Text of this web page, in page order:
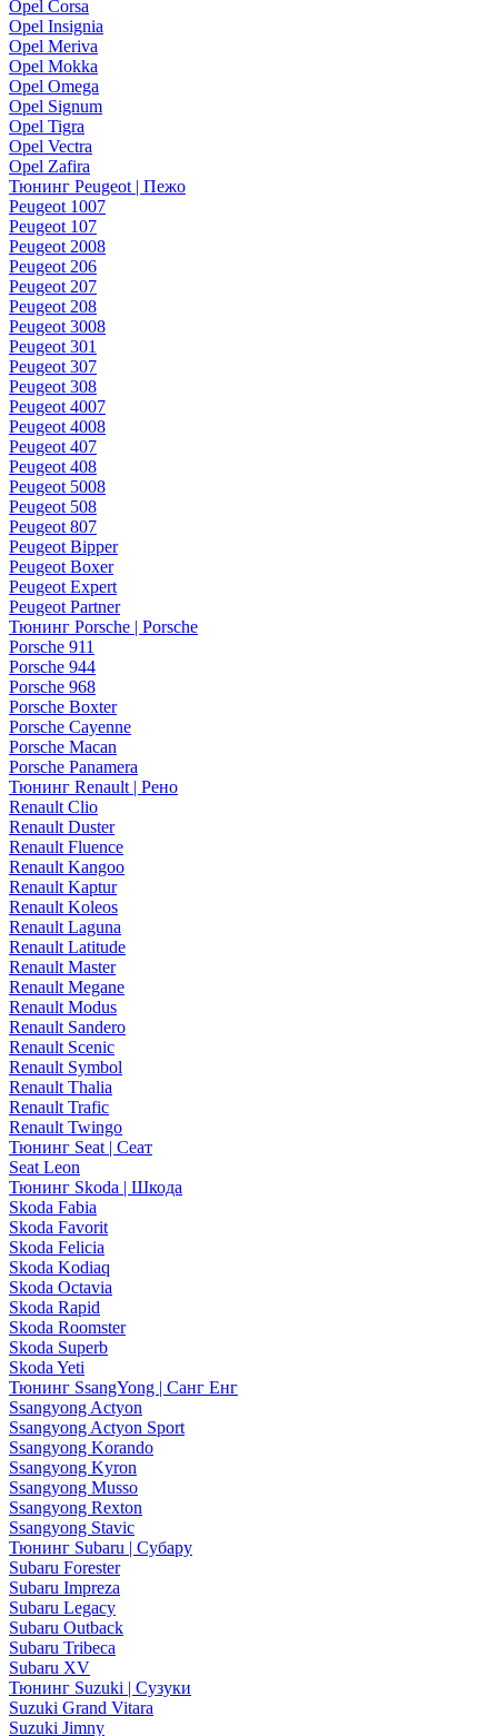
Opel Corsa
Opel Insignia
Opel Meriva
Opel Mokka
Opel Omega
Opel Signum
Opel Tigra
Opel Vectra
Opel Zafira
Тюнинг Peugeot | Пежо
Peugeot 1007
Peugeot 107
Peugeot 2008
Peugeot 206
Peugeot 207
Peugeot 208
Peugeot 3008
Peugeot 301
Peugeot 307
Peugeot 308
Peugeot 4007
Peugeot 4008
Peugeot 407
Peugeot 408
Peugeot 5008
Peugeot 508
Peugeot 807
Peugeot Bipper
Peugeot Boxer
Peugeot Expert
Peugeot Partner
Тюнинг Porsche | Porsche
Porsche 911
Porsche 944
Porsche 968
Porsche Boxter
Porsche Cayenne
Porsche Macan
Porsche Panamera
Тюнинг Renault | Рено
Renault Clio
Renault Duster
Renault Fluence
Renault Kangoo
Renault Kaptur
Renault Koleos
Renault Laguna
Renault Latitude
Renault Master
Renault Megane
Renault Modus
Renault Sandero
Renault Scenic
Renault Symbol
Renault Thalia
Renault Trafic
Renault Twingo
Тюнинг Seat | Сеат
Seat Leon
Тюнинг Skoda | Шкода
Skoda Fabia
Skoda Favorit
Skoda Felicia
Skoda Kodiaq
Skoda Octavia
Skoda Rapid
Skoda Roomster
Skoda Superb
Skoda Yeti
Тюнинг SsangYong | Санг Енг
Ssangyong Actyon
Ssangyong Actyon Sport
Ssangyong Korando
Ssangyong Kyron
Ssangyong Musso
Ssangyong Rexton
Ssangyong Stavic
Тюнинг Subaru | Субару
Subaru Forester
Subaru Impreza
Subaru Legacy
Subaru Outback
Subaru Tribeca
Subaru XV
Тюнинг Suzuki | Сузуки
Suzuki Grand Vitara
Suzuki Jimny